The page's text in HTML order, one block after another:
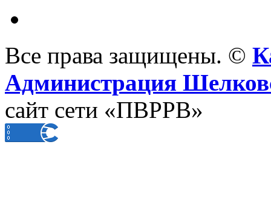
Все права защищены. ©
Администрация
сайт сети «ПВРРВ»